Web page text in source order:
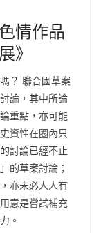
情作品
》
？ 聯合國草案
論，其中所論
重點，亦可能
資性在圈內只
討論已經不止
的草案討論；
亦未必人人有
意是嘗試補充
。